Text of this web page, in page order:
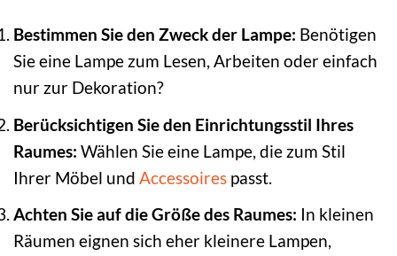
Bestimmen Sie den Zweck der Lampe: Benötigen
Sie eine Lampe zum Lesen, Arbeiten oder einfach
nur zur Dekoration?
Berücksichtigen Sie den Einrichtungsstil Ihres
Raumes: Wählen Sie eine Lampe, die zum Stil
Ihrer Möbel und Accessoires passt.
Achten Sie auf die Größe des Raumes: In kleinen
Räumen eignen sich eher kleinere Lampen,